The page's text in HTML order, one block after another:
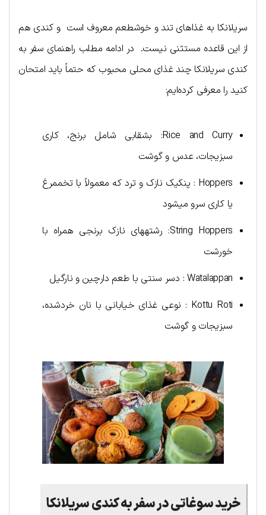
سریلانکا به غذاهای تند و خوشطعم معروف است و کندی هم
از این قاعده مستثنی نیست. در ادامه مطلب راهنمای سفر به
کندی سریلانکا چند غذای محلی محبوب که حتماً باید امتحان
کنید را معرفی کرده‌ایم:
Rice and Curry: بشقابی شامل برنج، کاری
سبزیجات، عدس و گوشت
Hoppers : پنکیک نازک و ترد که معمولاً با تخممرغ
یا کاری سرو میشود
String Hoppers: رشتههای نازک برنجی همراه با
خورشت
Watalappan : دسر سنتی با طعم دارچین و نارگیل
Kottu Roti : نوعی غذای خیابانی با نان خردشده،
سبزیجات و گوشت
خرید سوغاتی در سفر به کندی سریلانکا